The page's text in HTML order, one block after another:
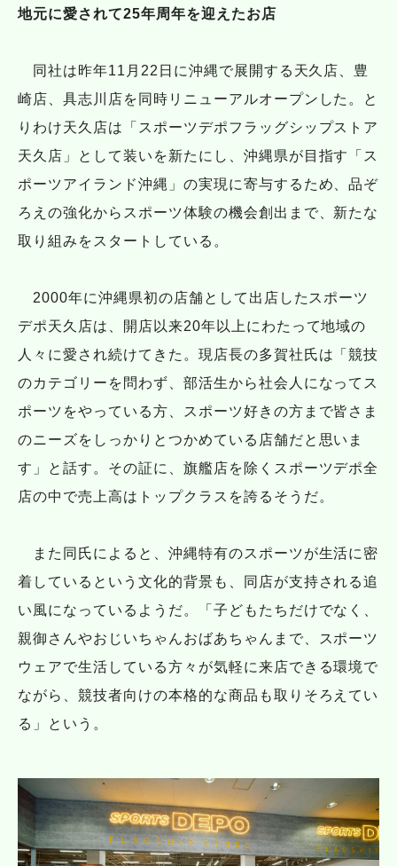
地元に愛されて25年周年を迎えたお店
同社は昨年11月22日に沖縄で展開する天久店、豊
崎店、具志川店を同時リニューアルオープンした。と
りわけ天久店は「スポーツデポフラッグシップストア
天久店」として装いを新たにし、沖縄県が目指す「ス
ポーツアイランド沖縄」の実現に寄与するため、品ぞ
ろえの強化からスポーツ体験の機会創出まで、新たな
取り組みをスタートしている。
2000年に沖縄県初の店舗として出店したスポーツ
デポ天久店は、開店以来20年以上にわたって地域の
人々に愛され続けてきた。現店長の多賀社氏は「競技
のカテゴリーを問わず、部活生から社会人になってス
ポーツをやっている方、スポーツ好きの方まで皆さま
のニーズをしっかりとつかめている店舗だと思いま
す」と話す。その証に、旗艦店を除くスポーツデポ全
店の中で売上高はトップクラスを誇るそうだ。
また同氏によると、沖縄特有のスポーツが生活に密
着しているという文化的背景も、同店が支持される追
い風になっているようだ。「子どもたちだけでなく、
親御さんやおじいちゃんおばあちゃんまで、スポーツ
ウェアで生活している方々が気軽に来店できる環境で
ながら、競技者向けの本格的な商品も取りそろえてい
る」という。